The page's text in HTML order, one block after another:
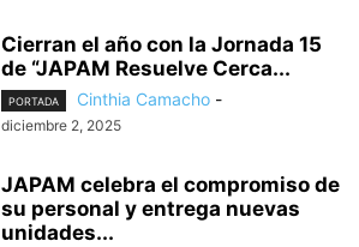
Cierran el año con la Jornada 15
de “JAPAM Resuelve Cerca...
PORTADA Cinthia Camacho -
diciembre 2, 2025
JAPAM celebra el compromiso de
su personal y entrega nuevas
unidades...